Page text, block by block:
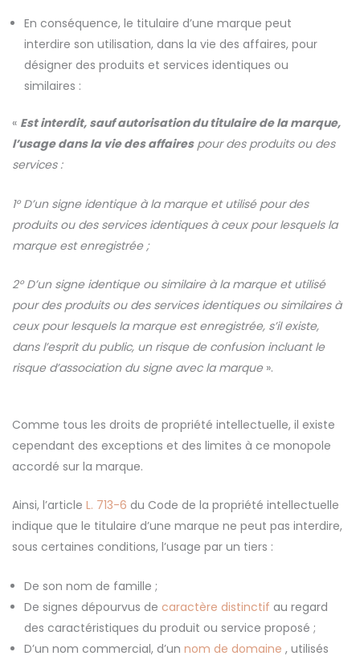
En conséquence, le titulaire d’une marque peut
interdire son utilisation, dans la vie des affaires, pour
désigner des produits et services identiques ou
similaires :
« Est interdit, sauf autorisation du titulaire de la marque,
l’usage dans la vie des affairespour des produits ou des
services :
1° D’un signe identique à la marque et utilisé pour des
produits ou des services identiques à ceux pour lesquels la
marque est enregistrée ;
2° D’un signe identique ou similaire à la marque et utilisé
pour des produits ou des services identiques ou similaires à
ceux pour lesquels la marque est enregistrée, s’il existe,
dans l’esprit du public, un risque de confusion incluant le
risque d’association du signe avec la marque ».
Comme tous les droits de propriété intellectuelle, il existe
cependant des exceptions et des limites à ce monopole
accordé sur la marque.
Ainsi, l’article L. 713-6 du Code de la propriété intellectuelle
indique que le titulaire d’une marque ne peut pas interdire,
sous certaines conditions, l’usage par un tiers :
De son nom de famille ;
De signes dépourvus de caractère distinctif au regard
des caractéristiques du produit ou service proposé ;
D’un nom commercial, d’un nom de domaine , utilisés